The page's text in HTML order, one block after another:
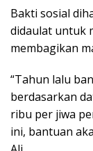
Bakti sosial
didaulat untuk
membagikan
“Tahun lalu
berdasarkan
ribu per jiwa
ini, bantuan